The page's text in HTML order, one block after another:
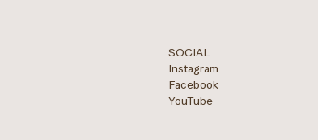
SOCIAL
Instagram
Facebook
YouTube